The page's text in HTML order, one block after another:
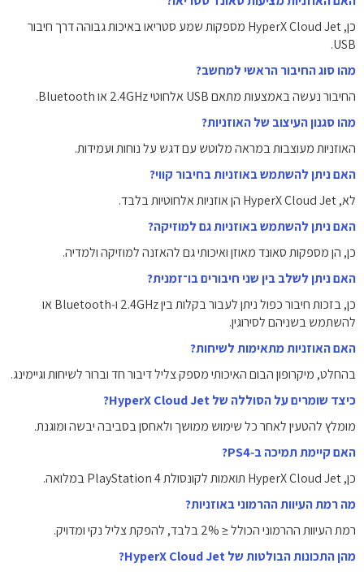
כן, HyperX Cloud Jet מספקות שמע סטריאו באיכות גבוהה דרך חיבור
USB.
מהו סוג החיבור הראשי למחשב?
החיבור נעשה באמצעות מתאם ‎USB אלחוטי 2.4GHz‎ או Bluetooth.
מהו סגנון העיצוב של האוזניות?
האוזניות מעוצבות במראה מלוטש עם דגש על נוחות ועמידות.
האם ניתן להשתמש באוזניות בחיבור קווי?
לא, HyperX Cloud Jet הן אוזניות אלחוטיות בלבד.
האם ניתן להשתמש באוזניות גם למוזיקה?
כן, הן מספקות סאונד מאוזן ואיכותי גם להאזנה למוזיקה ולמדיה.
האם ניתן לשלב בין שני חיבורים בו־זמנית?
כן, בזכות חיבור כפול ניתן לעבור בקלות בין ‎2.4GHz‎ ו‑Bluetooth‎ או
להשתמש בשניהם לסירוגין.
האם האוזניות מתאימות לשיחות?
בהחלט, מיקרופון הבום האיכותי מספק צליל דיבור חד וברור לשיחות וגיימינג.
כיצד שומרים על הסוללה של HyperX Cloud Jet?
מומלץ להטעין לאחר כל שימוש ממושך ולאחסן בסביבה יבשה ומוגנת.
האם קיימת תמיכה ב‑PS4?
כן, HyperX Cloud Jet תואמות לקונסולת PlayStation 4 במלואה.
מה רמת העיוות ההרמוני באוזניות?
רמת העיוות ההרמוני הכולל ≤ ‎2%‎ בלבד, להפקת צליל נקי ומדויק.
מהן התכונות הבולטות של HyperX Cloud Jet?